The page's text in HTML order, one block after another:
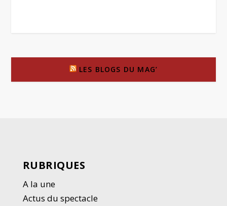
LES BLOGS DU MAG’
RUBRIQUES
A la une
Actus du spectacle